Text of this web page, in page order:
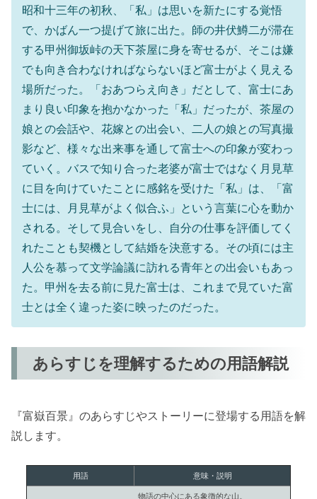
昭和十三年の初秋、「私」は思いを新たにする覚悟
で、かばん一つ提げて旅に出た。師の井伏鱒二が滞在
する甲州御坂峠の天下茶屋に身を寄せるが、そこは嫌
でも向き合わなければならないほど富士がよく見える
場所だった。「おあつらえ向き」だとして、富士にあ
まり良い印象を抱かなかった「私」だったが、茶屋の
娘との会話や、花嫁との出会い、二人の娘との写真撮
影など、様々な出来事を通して富士への印象が変わっ
ていく。バスで知り合った老婆が富士ではなく月見草
に目を向けていたことに感銘を受けた「私」は、「富
士には、月見草がよく似合ふ」という言葉に心を動か
される。そして見合いをし、自分の仕事を評価してく
れたことも契機として結婚を決意する。その頃には主
人公を慕って文学論議に訪れる青年との出会いもあっ
た。甲州を去る前に見た富士は、これまで見ていた富
士とは全く違った姿に映ったのだった。
あらすじを理解するための用語解説
『富嶽百景』のあらすじやストーリーに登場する用語を解
説します。
用語 意味・説明
物語の中心にある象徴的な山。